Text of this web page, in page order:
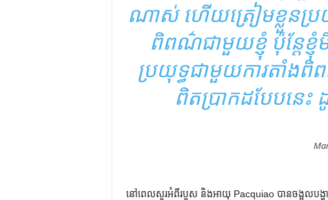
ណាស់ ហើយត្រៀមខ្លួនប្រ
ពិពណ៌ជាមួយខ្ញុំ ប៉ុន្តែ
ប្រយុទ្ធជាមួយការតាំងពិ
ពិតប្រាកដបែបនេះ
នៅពេលសួរអំពីរបួស និងអាយុ Pacquiao បានចង្អុលបង្ហា